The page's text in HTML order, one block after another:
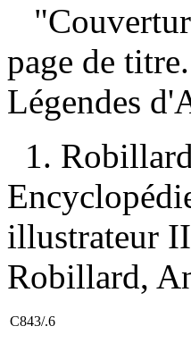
page de
Légendes
1.
illustrateur
Robillard,
C843/.6